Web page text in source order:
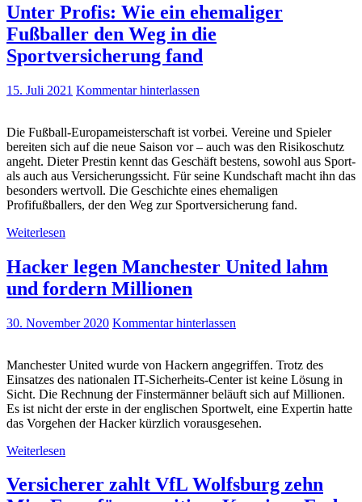
Unter Profis: Wie ein ehemaliger
Fußballer den Weg in die
Sportversicherung fand
15. Juli 2021 Kommentar hinterlassen
Die Fußball-Europameisterschaft ist vorbei. Vereine und Spieler
bereiten sich auf die neue Saison vor – auch was den Risikoschutz
angeht. Dieter Prestin kennt das Geschäft bestens, sowohl aus Sport-
als auch aus Versicherungssicht. Für seine Kundschaft macht ihn das
besonders wertvoll. Die Geschichte eines ehemaligen
Profifußballers, der den Weg zur Sportversicherung fand.
Weiterlesen
Hacker legen Manchester United lahm
und fordern Millionen
30. November 2020 Kommentar hinterlassen
Manchester United wurde von Hackern angegriffen. Trotz des
Einsatzes des nationalen IT-Sicherheits-Center ist keine Lösung in
Sicht. Die Rechnung der Finstermänner beläuft sich auf Millionen.
Es ist nicht der erste in der englischen Sportwelt, eine Expertin hatte
das Vorgehen der Hacker kürzlich vorausgesehen.
Weiterlesen
Versicherer zahlt VfL Wolfsburg zehn